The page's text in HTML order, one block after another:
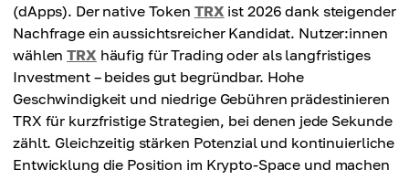
(dApps). Der native Token TRX ist 2026 dank steigender
Nachfrage ein aussichtsreicher Kandidat. Nutzer:innen
wählenTRX häufig für Trading oder als langfristiges
Investment – beides gut begründbar. Hohe
Geschwindigkeit und niedrige Gebühren prädestinieren
TRX für kurzfristige Strategien, bei denen jede Sekunde
zählt. Gleichzeitig stärken Potenzial und kontinuierliche
Entwicklung die Position im Krypto-Space und machen